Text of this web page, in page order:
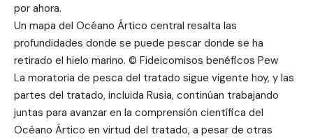
por ahora.
Un mapa del Océano Ártico central resalta las
profundidades donde se puede pescar donde se ha
retirado el hielo marino. © Fideicomisos benéficos Pew
La moratoria de pesca del tratado sigue vigente hoy, y las
partes del tratado, incluida Rusia, continúan trabajando
juntas para avanzar en la comprensión científica del
Océano Ártico en virtud del tratado, a pesar de otras